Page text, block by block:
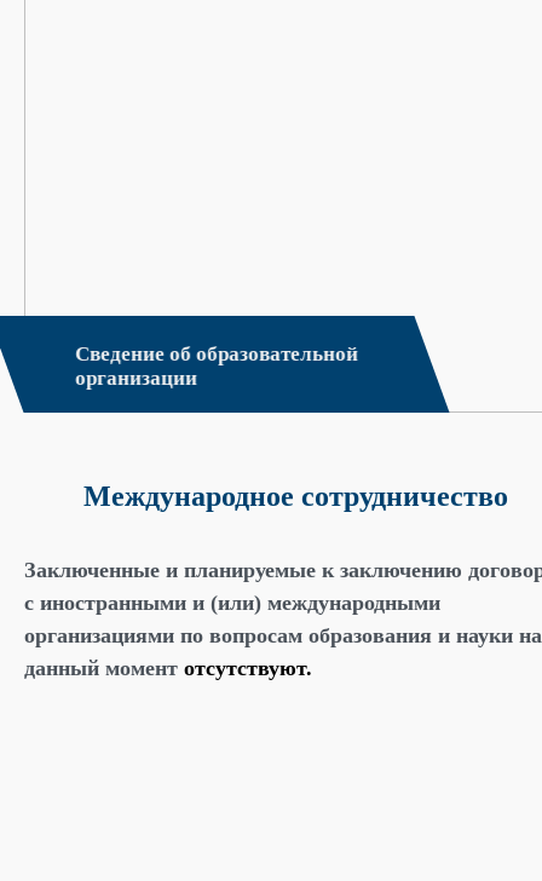
Сведение об образовательной
организации
Международное сотрудничество
Заключенные и планируемые к заключению
с иностранными и (или) международными
организациями по вопросам образования и науки на
данный момент отсутствуют.